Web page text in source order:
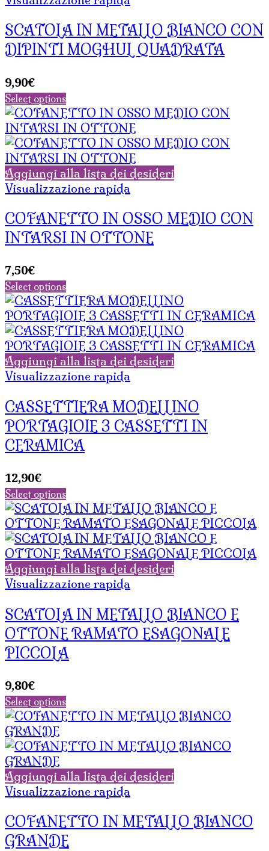
SCATOLA IN METALLO BIANCO CON
DIPINTI MOGHUL QUADRATA
9,90€
Select options
Aggiungi alla lista dei desideri
Visualizzazione rapida
COFANETTO IN OSSO MEDIO CON
INTARSI IN OTTONE
7,50€
Select options
Aggiungi alla lista dei desideri
Visualizzazione rapida
CASSETTIERA MODELLINO
PORTAGIOIE 3 CASSETTI IN
CERAMICA
12,90€
Select options
Aggiungi alla lista dei desideri
Visualizzazione rapida
SCATOLA IN METALLO BIANCO E
OTTONE RAMATO ESAGONALE
PICCOLA
9,80€
Select options
Aggiungi alla lista dei desideri
Visualizzazione rapida
COFANETTO IN METALLO BIANCO
GRANDE